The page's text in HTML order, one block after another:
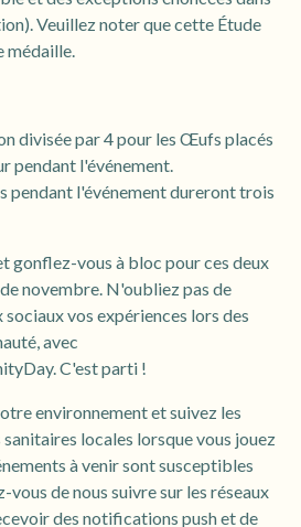
Veuillez noter que cette Étude
médaille.
divisée par 4 pour les Œufs placés
pendant l'événement.
pendant l'événement dureront trois
gonflez-vous à bloc pour ces deux
novembre. N'oubliez pas de
vos expériences lors des
avec
C'est parti !
environnement et suivez les
locales lorsque vous jouez
à venir sont susceptibles
de nous suivre sur les réseaux
des notifications push et de